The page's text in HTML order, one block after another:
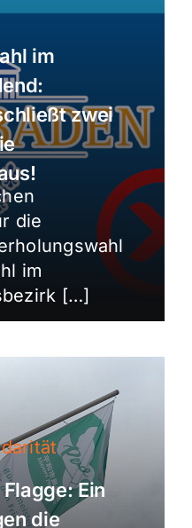
im
zwei
die
im
[…]
Ein
die